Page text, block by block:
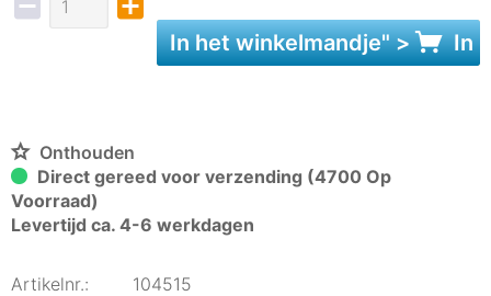
In hetwinkelmandje" > In
Onthouden
Direct gereed voor verzending (4700 Op
Voorraad)
Levertijd ca. 4-6 werkdagen
Artikelnr.:
104515